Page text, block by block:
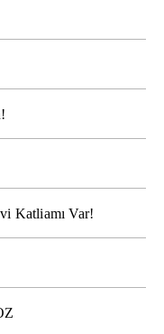
Katliamı Var!